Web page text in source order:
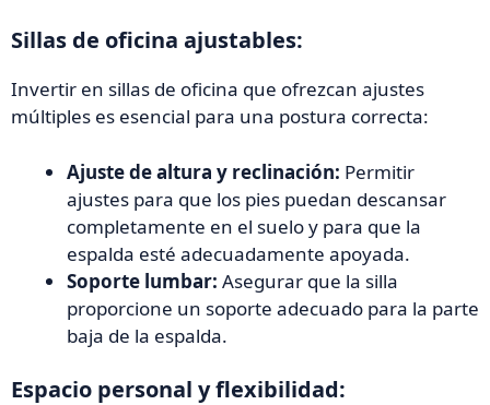
Sillas de oficina ajustables:
Invertir en sillas de oficina que ofrezcan ajustes
múltiples es esencial para una postura correcta:
Ajuste de altura y reclinación: Permitir
ajustes para que los pies puedan descansar
completamente en el suelo y para que la
espalda esté adecuadamente apoyada.
Soporte lumbar: Asegurar que la silla
proporcione un soporte adecuado para la parte
baja de la espalda.
Espacio personal y flexibilidad: